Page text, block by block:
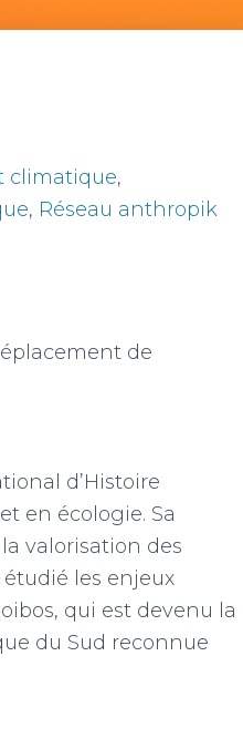
climatique,
, Réseau anthropik
de
d’Histoire
en écologie. Sa
valorisation des
les enjeux
qui est devenu la
du Sud reconnue